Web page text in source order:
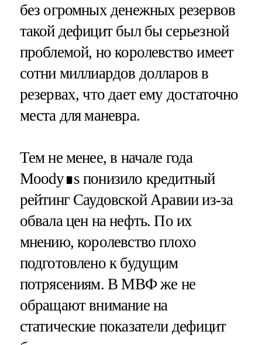
без огромных денежных резервов
такой дефицит был бы серьезной
проблемой, но королевство имеет
сотни миллиардов долларов в
резервах, что дает ему достаточно
места для маневра.
Тем не менее, в начале года
Moody∎s понизило кредитный
рейтинг Саудовской Аравии из-за
обвала цен на нефть. По их
мнению, королевство плохо
подготовлено к будущим
потрясениям. В МВФ же не
обращают внимание на
статические показатели дефицит